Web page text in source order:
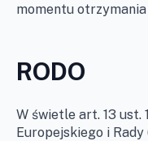
momentu
RODO
W świetle art. 13 ust.
Europejskiego i